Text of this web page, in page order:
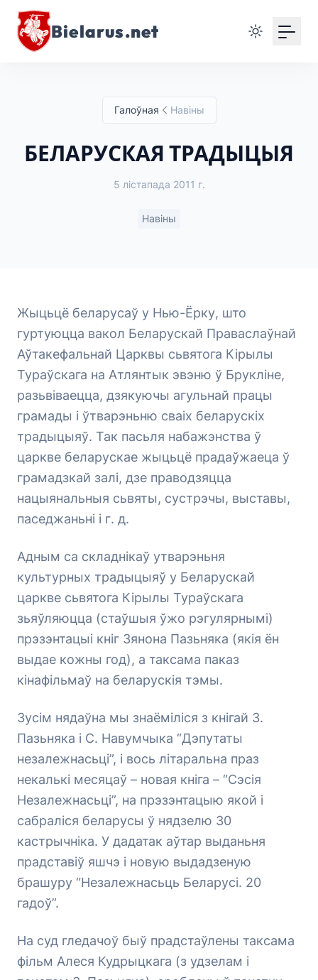
Bielarus.net
Галоўная Навіны
БЕЛАРУСКАЯ ТРАДЫЦЫЯ
5 лістапада 2011 г.
Навіны
Жыцьцё беларусаў у Нью-Ёрку, што
гуртуюцца вакол Беларускай Праваслаўнай
Аўтакефальнай Царквы сьвятога Кірылы
Тураўскага на Атлянтык эвэню ў Брукліне,
разьвіваецца, дзякуючы агульнай працы
грамады і ўтварэньню сваіх беларускіх
традыцыяў. Так пасьля набажэнства ў
царкве беларускае жыцьцё прадаўжаеца ў
грамадзкай залі, дзе праводзяцца
нацыянальныя сьвяты, сустрэчы, выставы,
паседжаньні і г. д.
Адным са складнікаў утварэньня
культурных традыцыяў у Беларускай
царкве сьвятога Кірылы Тураўскага
зьяўляюцца (стаўшыя ўжо рэгулярнымі)
прэзэнтацыі кніг Зянона Пазьняка (якія ён
выдае кожны год), а таксама паказ
кінафільмаў на беларускія тэмы.
Зусім нядаўна мы знаёміліся з кнігай З.
Пазьняка і С. Навумчыка “Дэпутаты
незалежнасьці”, і вось літаральна праз
некалькі месяцаў – новая кніга – “Сэсія
Незалежнасьці”, на прэзэнтацыю якой і
сабраліся беларусы ў нядзелю 30
кастрычніка. У дадатак аўтар выданьня
прадставіў яшчэ і новую выдадзеную
брашуру “Незалежнасьць Беларусі. 20
гадоў”.
На суд гледачоў быў прадстаўлены таксама
фільм Алеся Кудрыцкага (з удзелам і